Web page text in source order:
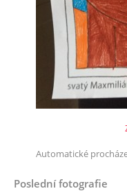
Automatické
Poslední fotografie